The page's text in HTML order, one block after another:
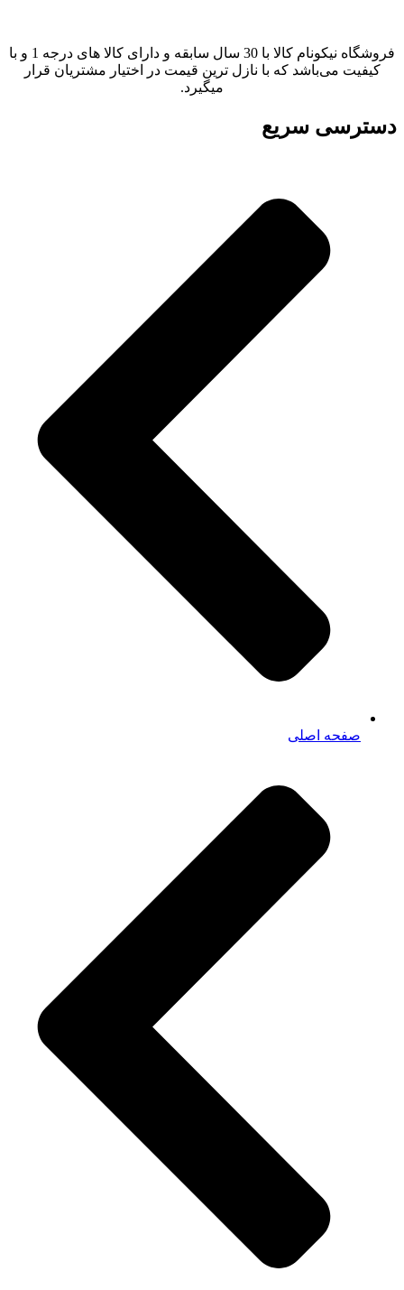
فروشگاه نیکونام کالا با 30 سال سابقه و دارای کالا های درجه 1 و با
کیفیت می‌باشد که با نازل ترین قیمت در اختیار مشتریان قرار
میگیرد.
دسترسی سریع
صفحه اصلی